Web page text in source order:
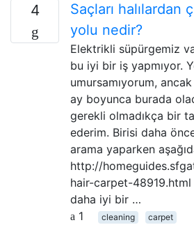
4
Saçları halılardan
yolu nedir?
Elektrikli süpürgemiz
bu iyi bir iş yapmıyor.
umursamıyorum,
ay boyunca burada
gerekli olmadıkça bir
ederim. Birisi daha
arama yaparken
http://
hair-carpet-48919.html
daha iyi bir …
1
cleaning carpet